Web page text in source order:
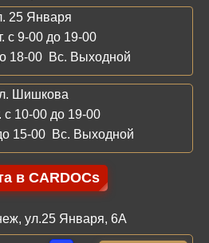
25 Января
с 9-00 до 19-00
18-00 Вс. Выходной
Шишкова
с 10-00 до 19-00
15-00 Вс. Выходной
в CARDOCs
ул.25 Января, 6А